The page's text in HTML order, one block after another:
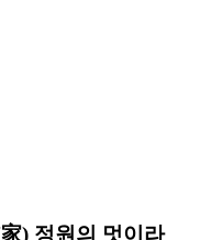
) 정원의 멋이라